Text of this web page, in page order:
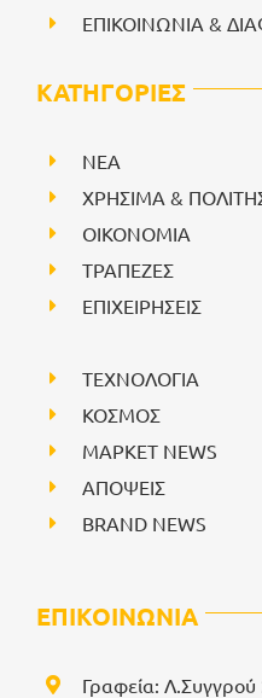
ΕΠΙΚΟΙΝΩΝΙΑ &
ΚΑΤΗΓΟΡΙΕΣ
NEA
ΧΡΗΣΙΜΑ &
ΟΙΚΟΝΟΜΙΑ
ΤΡΑΠΕΖΕΣ
ΕΠΙΧΕΙΡΗΣΕΙΣ
ΤΕΧΝΟΛΟΓΙΑ
ΚΟΣΜΟΣ
ΜΑΡΚΕΤ NEWS
ΑΠΟΨΕΙΣ
BRAND NEWS
ΕΠΙΚΟΙΝΩΝΙΑ
Γραφεία: